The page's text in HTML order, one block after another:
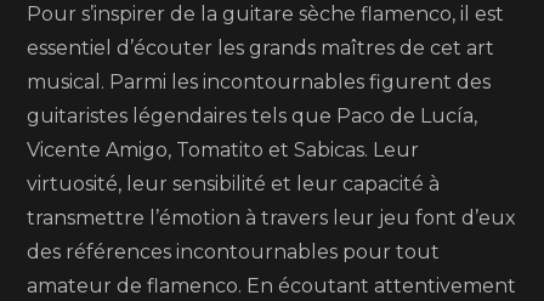
Pour s’inspirer de la guitare sèche flamenco, il est
essentiel d’écouter les grands maîtres de cet art
musical. Parmi les incontournables figurent des
guitaristes légendaires tels que Paco de Lucía,
Vicente Amigo, Tomatito et Sabicas. Leur
virtuosité, leur sensibilité et leur capacité à
transmettre l’émotion à travers leur jeu font d’eux
des références incontournables pour tout
amateur de flamenco. En écoutant attentivement